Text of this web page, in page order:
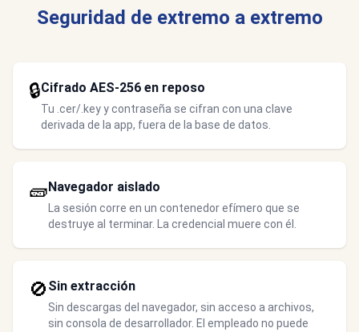
Seguridad de extremo a extremo
🔒Cifrado AES-256 en reposo
Tu .cer/.key y contraseña se cifran con una clave
derivada de la app, fuera de la base de datos.
🧱Navegador aislado
La sesión corre en un contenedor efímero que se
destruye al terminar. La credencial muere con él.
🚫 Sin extracción
Sin descargas del navegador, sin acceso a archivos,
sin consola de desarrollador. El empleado no puede